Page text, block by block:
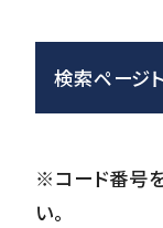
検索ページ
※コード番号
い。